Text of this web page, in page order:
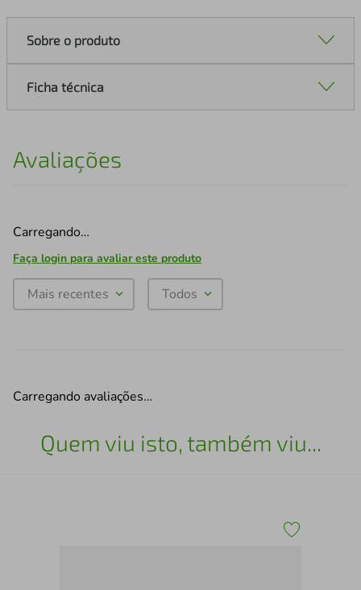
Sobre o produto
Ficha técnica
Avaliações
Carregando…
Faça login para avaliar este produto
Mais recentes Todos
Carregando avaliações…
Quem viu isto, também viu...